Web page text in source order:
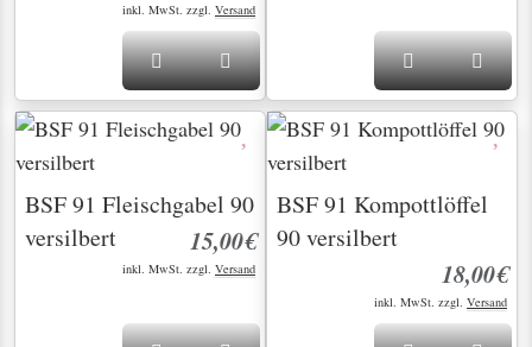
inkl. MwSt. zzgl. Versand
BSF 91 Fleischgabel 90
versilbert
15,00€
inkl. MwSt. zzgl. Versand
BSF 91 Kompottlöffel
90 versilbert
18,00€
inkl. MwSt. zzgl. Versand